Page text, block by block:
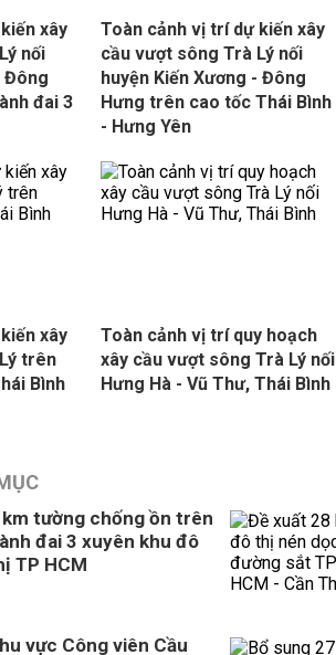
xây
nối
Đông
đai 3
Toàn cảnh vị trí dự kiến xây
cầu vượt sông Trà Lý nối
huyện Kiến Xương - Đông
Hưng trên cao tốc Thái Bình
- Hưng Yên
xây
trên
Bình
Toàn cảnh vị trí quy hoạch
xây cầu vượt sông Trà Lý nối
Hưng Hà - Vũ Thư, Thái Bình
km tường chống ồn trên
đai 3 xuyên khu đô
TP HCM
vực Công viên Cầu